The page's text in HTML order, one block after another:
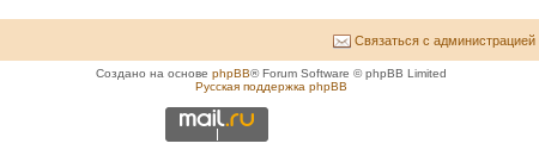
Связаться с администрацией
Создано на основе phpBB® Forum Software © phpBB Limited
Русская поддержка phpBB